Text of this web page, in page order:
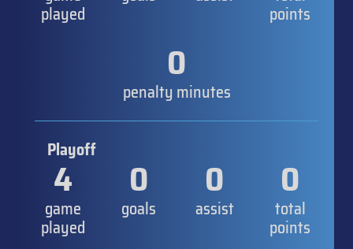
played points
0
penalty minutes
Playoff
4
game
played
0
goals
0
assist
0
total
points